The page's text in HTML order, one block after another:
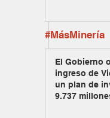
El Gobierno
ingreso de
un plan de
9.737
#MásMinería